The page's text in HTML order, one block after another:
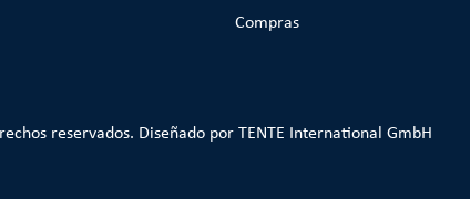
Compras
reservados. Diseñado por TENTE International GmbH